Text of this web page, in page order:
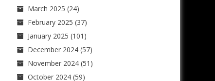
March 2025 (24)
February 2025 (37)
January 2025 (101)
December 2024(57)
November 2024(51)
October 2024(59)